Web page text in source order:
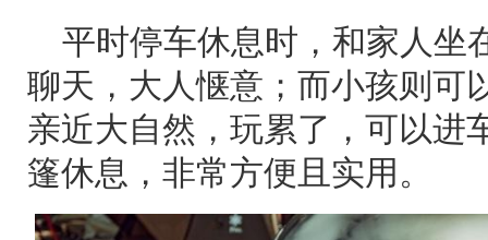
平时停车休息时，和家人坐
聊天，大人惬意；而小孩则可
亲近大自然，玩累了，可以进
篷休息，非常方便且实用。